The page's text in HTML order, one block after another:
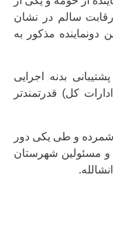
سالم در نشان
مذکور به
بدنه اجرایی
کل) قدرتمندتر
و طی یکی دور
مسئولین شهرستان